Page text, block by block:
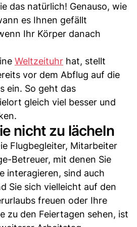
das natürlich! Genauso, wie
es Ihnen gefällt
Ihr Körper danach
Weltzeituhr hat, stellt
vor dem Abflug auf die
ein. So geht das
gleich viel besser und
nicht zu lächeln
Flugbegleiter, Mitarbeiter
Betreuer, mit denen Sie
interagieren, sind auch
Sie sich vielleicht auf den
freuen oder Ihre
zu den Feiertagen sehen, ist